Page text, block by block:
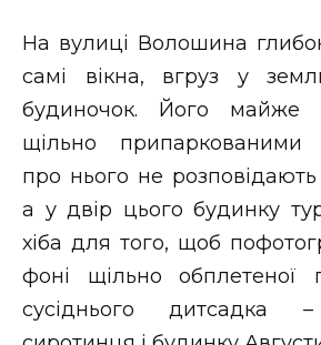
НОВИНИ ЗАХІДНОЇ
ФОТО
ВІДЕО
На вулиці Волошина
самі вікна, вгруз у
будиночок. Його
щільно припаркованими
про нього не
а у двір цього будинку
хіба для того, щоб
фоні щільно обплетеної
сусіднього дитсадка